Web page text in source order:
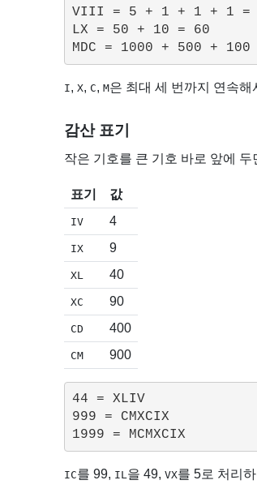
VIII = 5 + 1 + 1 + 1 =
LX = 50 + 10 = 60
I,X, C,M은 최대 세 번까지 연속
감산 표기
작은 기호를 큰 기호 바로 앞에
표기 값
IV 4
IX 9
XL 40
XC 90
CD 400
CM 900
44 = XLIV
999 = CMXCIX
IC를 99, IL을 49,VX를 5로 처리